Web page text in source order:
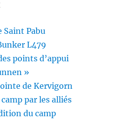
Saint Pabu
L479
points d’appui
»
de Kervigorn
par les alliés
du camp